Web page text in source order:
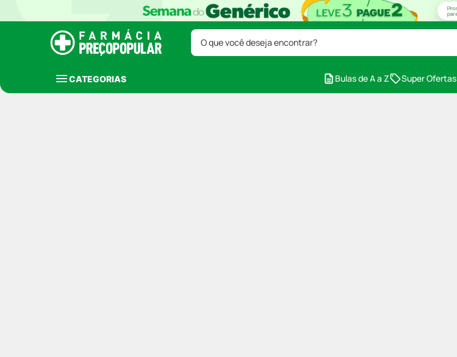
O que você deseja encontrar?
CATEGORIAS Bulas de A a Z Super Ofertas